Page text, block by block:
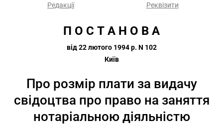
Редакції Реквізити
П О С Т А Н О В А
від 22 лютого 1994 р. N 102
Київ
Про розмір плати за видачу
свідоцтва про право на заняття
нотаріальною діяльністю